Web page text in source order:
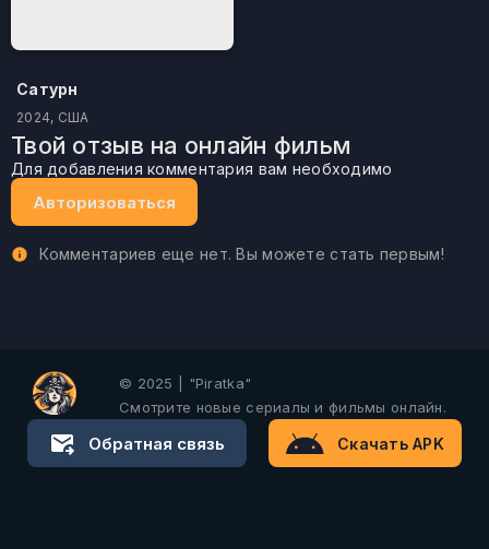
Сатурн
2024, США
Твой отзыв на онлайн фильм
Для добавления комментария вам необходимо
Авторизоваться
Комментариев еще нет. Вы можете стать первым!
© 2025 | "Piratka"
Смотрите новые сериалы и фильмы онлайн.
Обратная связь Скачать APK